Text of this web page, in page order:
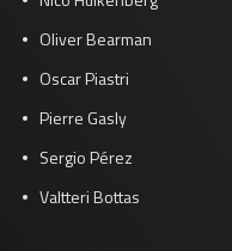
Oliver Bearman
Oscar Piastri
Pierre Gasly
Sergio Pérez
Valtteri Bottas